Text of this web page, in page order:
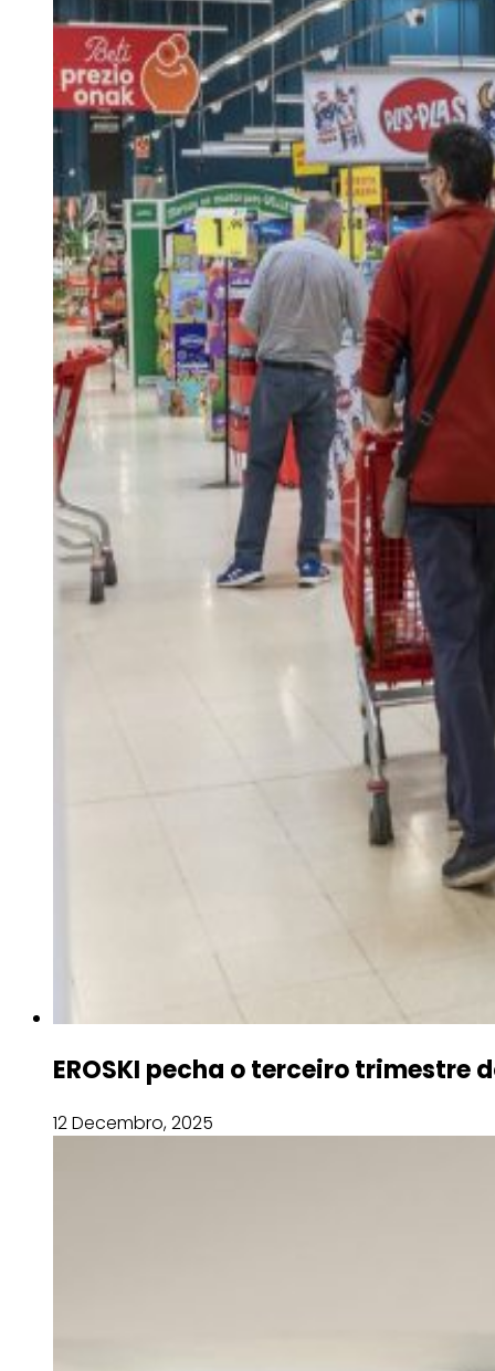
EROSKI pecha o terceiro
12 Decembro, 2025